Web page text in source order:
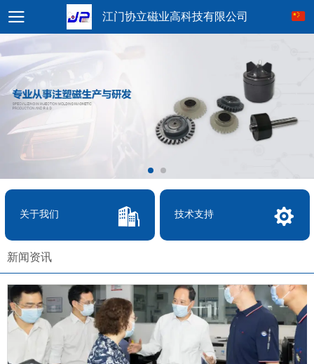
江门协立磁业高科技有限公司
关于我们 技术支持
新闻资讯